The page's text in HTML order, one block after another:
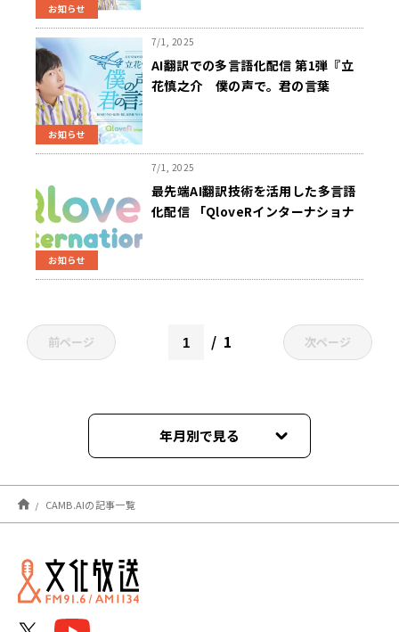
お知らせ
を初回配信に追加 文化放送のオリジ
ナル配信PF 「QloveR」で開始
お知らせ
7/1, 2025
AI翻訳での多言語化配信 第1弾『立
花慎之介 僕の声で。君の言葉
お知らせ
7/1, 2025
最先端AI翻訳技術を活用した多言語
化配信 「QloveRインターナショナ
ンツを相互流通
前ページ 1 次ページ
年月別で見る
2026年03月
2025年11月
2025年07月
CAMB.AIの記事一覧